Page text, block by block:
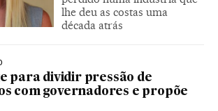
lhe deu as costas uma
década atrás
para dividir pressão de
com governadores e propõe